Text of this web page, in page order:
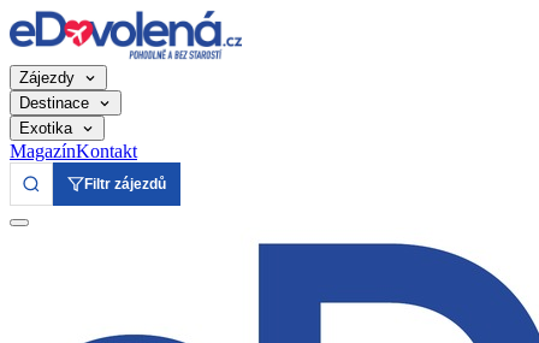
Zájezdy
Destinace
Exotika
MagazínKontakt
Filtr zájezdů